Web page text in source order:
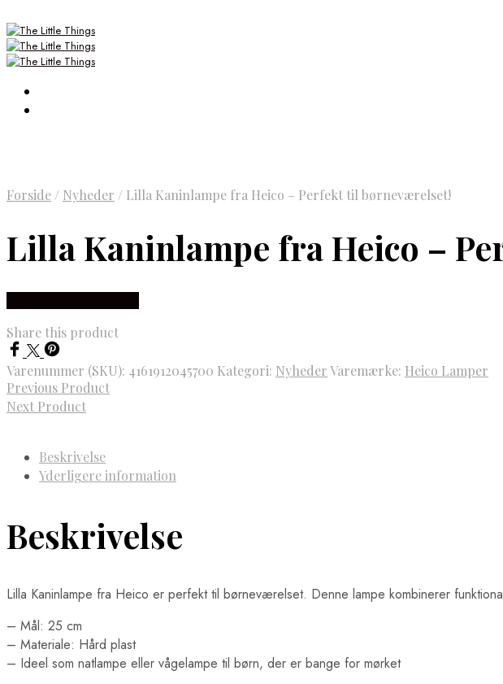
Forside / Nyheder / Lilla Kaninlampe fra Heico – Perfekt til børneværelset!
Lilla Kaninlampe fra Heico –
Share this product
Varenummer (SKU): 4161912045700 Kategori: NyhederVaremærke: Heico Lamper
Previous Product
Next Product
Beskrivelse
Yderligere information
Beskrivelse
Lilla Kaninlampe fra Heico er perfekt til børneværelset. Denne lampe kombinerer
– Mål: 25 cm
– Materiale: Hård plast
– Ideel som natlampe eller vågelampe til børn, der er bange for mørket